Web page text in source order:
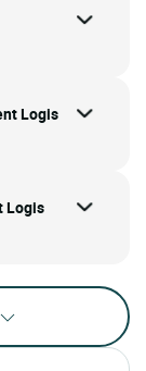
Logis
Logis